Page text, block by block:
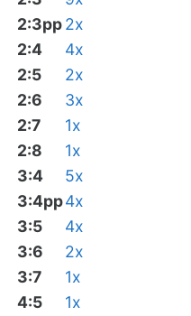
2:3pp2x
2:4
4x
2:5
2x
2:6
3x
2:7
1x
2:8
1x
3:4
5x
3:4pp4x
3:5
4x
3:6
2x
3:7
1x
4:5
1x